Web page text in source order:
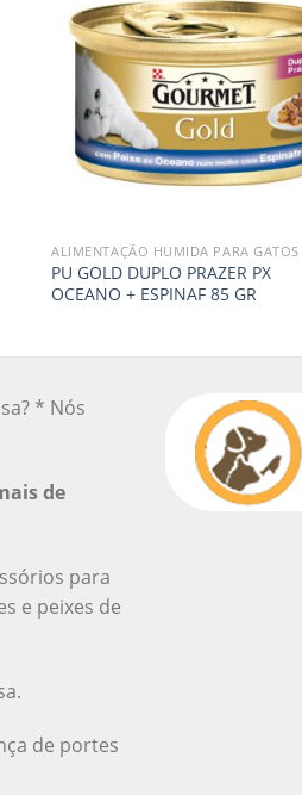
ALIMENTAÇÃO HUMIDA PARA GATOS
PU GOLD DUPLO PRAZER PX
OCEANO + ESPINAF 85 GR
* Nós
de
para
e peixes de
de portes